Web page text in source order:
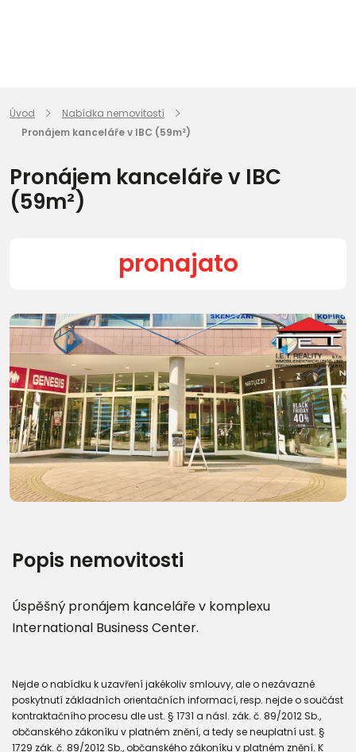
Úvod
Nabídka nemovitostí
Pronájem kanceláře v IBC (59m²)
Pronájem kanceláře v IBC
(59m²)
pronajato
Další fotografie (10)
Popis nemovitosti
Úspěšný pronájem kanceláře v komplexu
International Business Center.
Nejde o nabídku k uzavření jakékoliv smlouvy, ale o nezávazné
poskytnutí základních orientačních informací, resp. nejde o součást
kontraktačního procesu dle ust. § 1731 a násl. zák. č. 89/2012 Sb.,
občanského zákoníku v platném znění, a tedy se neuplatní ust. §
1729 zák. č. 89/2012 Sb., občanského zákoníku v platném znění. K